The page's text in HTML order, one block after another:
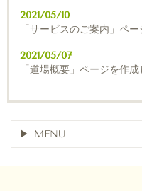
2021/05/10
「サービスのご案内」ペ
2021/05/07
「道場概要」ページを作
MENU